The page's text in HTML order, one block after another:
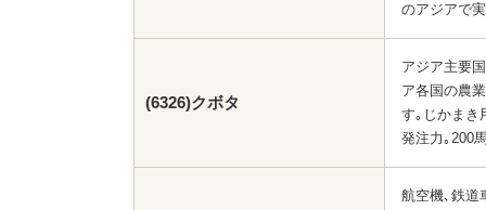
のアジアで
(6326)クボタ
アジア主要
ア各国の農
す｡じかまき
発注力｡200
航空機､鉄道